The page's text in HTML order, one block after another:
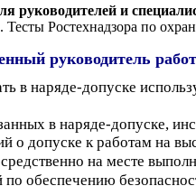
руководителей и
Ростехнадзора по
руководитель
в наряде-допуске
в наряде-допуске,
о допуске к работам на
на месте
обеспечению